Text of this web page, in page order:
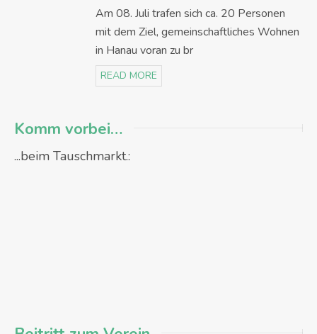
Am 08. Juli trafen sich ca. 20 Personen
mit dem Ziel, gemeinschaftliches Wohnen
in Hanau voran zu br
READ MORE
Komm vorbei…
...beim Tauschmarkt.: